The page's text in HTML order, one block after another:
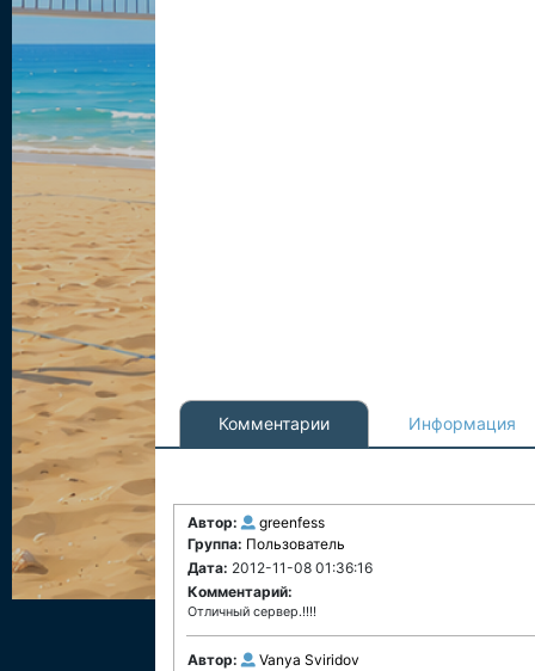
Комментарии Информация
Автор:
greenfess
Группа: Пользователь
Дата: 2012-11-08 01:36:16
Комментарий:
Отличный сервер.!!!!
Автор:
Vanya Sviridov